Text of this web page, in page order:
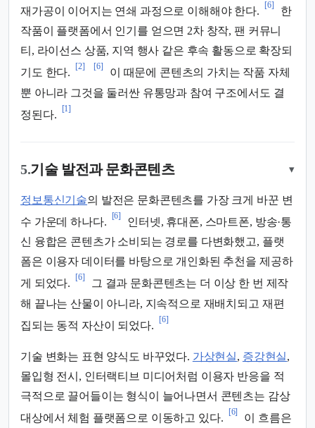
재가공이 이어지는 연쇄 과정으로 이해해야 한다.
[6]
한
작품이 플랫폼에서 인기를 얻으면 2차 창작, 팬 커뮤니
티, 라이선스 상품, 지역 행사 같은 후속 활동으로 확장되
기도 한다.
[2] [6]
이 때문에 콘텐츠의 가치는 작품 자체
뿐 아니라 그것을 둘러싼 유통망과 참여 구조에서도 결
정된다.
[1]
5.기술 발전과 문화콘텐츠 ▾
정보통신기술의 발전은 문화콘텐츠를 가장 크게 바꾼 변
수 가운데 하나다.
[6]
인터넷, 휴대폰, 스마트폰, 방송·통
신 융합은 콘텐츠가 소비되는 경로를 다변화했고, 플랫
폼은 이용자 데이터를 바탕으로 개인화된 추천을 제공하
게 되었다.
[6]
그 결과 문화콘텐츠는 더 이상 한 번 제작
해 끝나는 산물이 아니라, 지속적으로 재배치되고 재편
집되는 동적 자산이 되었다.
[6]
기술 변화는 표현 양식도 바꾸었다. 가상현실, 증강현실,
몰입형 전시, 인터랙티브 미디어처럼 이용자 반응을 적
극적으로 끌어들이는 형식이 늘어나면서 콘텐츠는 감상
대상에서 체험 플랫폼으로 이동하고 있다.
[6]
이 흐름은